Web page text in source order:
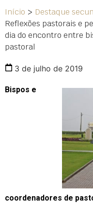
Início > Destaque
Reflexões pastorais e
dia do encontro entre
pastoral
3 de julho de 2019
Bispos e
coordenadores de